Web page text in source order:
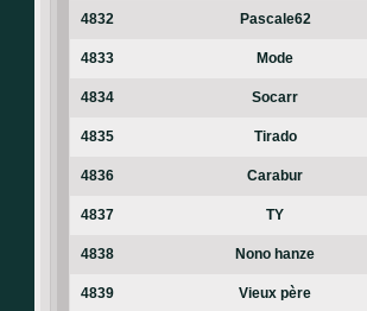
4832 Pascale62
4833 Mode
4834 Socarr
4835 Tirado
4836 Carabur
4837 TY
4838 Nono hanze
4839 Vieux père